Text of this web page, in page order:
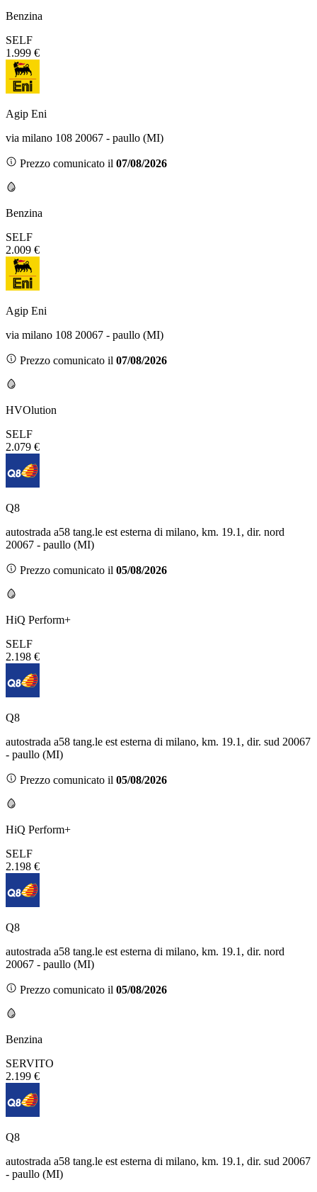
Benzina
SELF
1.999 €
Agip Eni
via milano 108 20067 - paullo (MI)
Prezzo comunicato il 07/08/2026
Benzina
SELF
2.009 €
Agip Eni
via milano 108 20067 - paullo (MI)
Prezzo comunicato il 07/08/2026
HVOlution
SELF
2.079 €
Q8
autostrada a58 tang.le est esterna di milano, km. 19.1, dir. nord
20067 - paullo (MI)
Prezzo comunicato il 05/08/2026
HiQ Perform+
SELF
2.198 €
Q8
autostrada a58 tang.le est esterna di milano, km. 19.1, dir. sud 20067
- paullo (MI)
Prezzo comunicato il 05/08/2026
HiQ Perform+
SELF
2.198 €
Q8
autostrada a58 tang.le est esterna di milano, km. 19.1, dir. nord
20067 - paullo (MI)
Prezzo comunicato il 05/08/2026
Benzina
SERVITO
2.199 €
Q8
autostrada a58 tang.le est esterna di milano, km. 19.1, dir. sud 20067
- paullo (MI)